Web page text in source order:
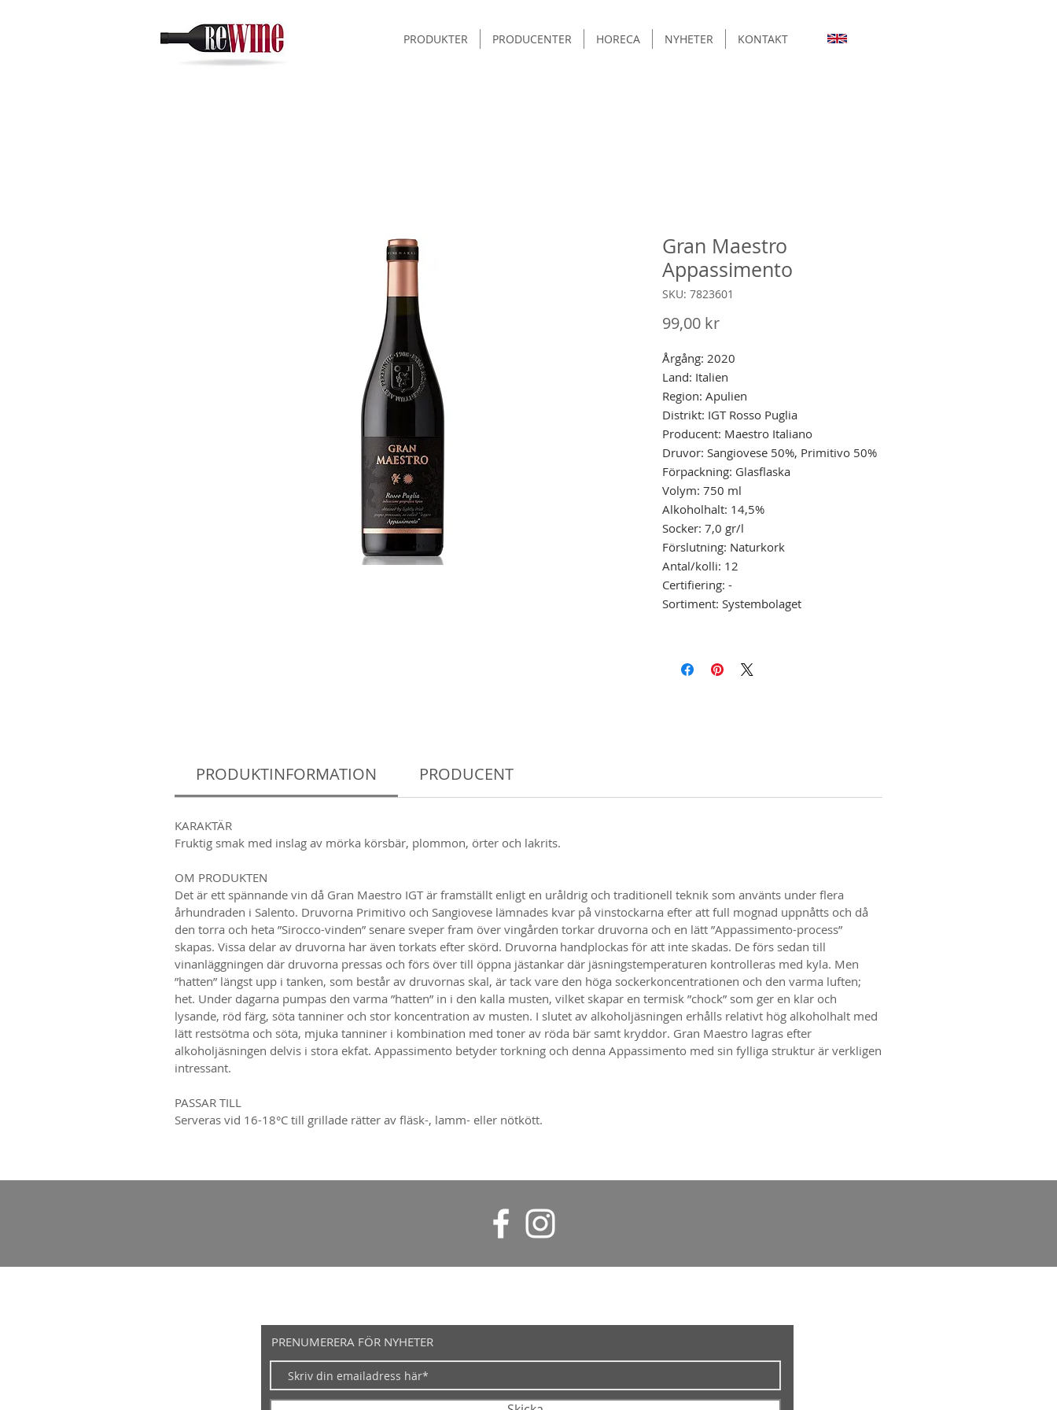
PRODUKTER PRODUCENTER HORECA NYHETER KONTAKT
Gran Maestro
Appassimento
SKU: 7823601
99,00 krPris
Årgång: 2020
Land: Italien
Region: Apulien
Distrikt: IGT Rosso Puglia
Producent: Maestro Italiano
Druvor: Sangiovese 50%, Primitivo 50%
Förpackning: Glasflaska
Volym: 750 ml
Alkoholhalt: 14,5%
Socker: 7,0 gr/l
Förslutning: Naturkork
Antal/kolli: 12
Certifiering: -
Sortiment: Systembolaget
PRODUKTINFORMATION PRODUCENT
KARAKTÄR
Fruktig smak med inslag av mörka körsbär, plommon, örter och lakrits.
OM PRODUKTEN
Det är ett spännande vin då Gran Maestro IGT är framställt enligt en uråldrig och traditionell teknik som använts under flera
århundraden i Salento. Druvorna Primitivo och Sangiovese lämnades kvar på vinstockarna efter att full mognad uppnåtts och då
den torra och heta ”Sirocco-vinden” senare sveper fram över vingården torkar druvorna och en lätt ”Appassimento-process”
skapas. Vissa delar av druvorna har även torkats efter skörd. Druvorna handplockas för att inte skadas. De förs sedan till
vinanläggningen där druvorna pressas och förs över till öppna jästankar där jäsningstemperaturen kontrolleras med kyla. Men
”hatten” längst upp i tanken, som består av druvornas skal, är tack vare den höga sockerkoncentrationen och den varma luften;
het. Under dagarna pumpas den varma ”hatten” in i den kalla musten, vilket skapar en termisk ”chock” som ger en klar och
lysande, röd färg, söta tanniner och stor koncentration av musten. I slutet av alkoholjäsningen erhålls relativt hög alkoholhalt med
lätt restsötma och söta, mjuka tanniner i kombination med toner av röda bär samt kryddor. Gran Maestro lagras efter
alkoholjäsningen delvis i stora ekfat. Appassimento betyder torkning och denna Appassimento med sin fylliga struktur är verkligen
intressant.
PASSAR TILL
Serveras vid 16-18°C till grillade rätter av fläsk-, lamm- eller nötkött.
PRENUMERERA FÖR NYHETER